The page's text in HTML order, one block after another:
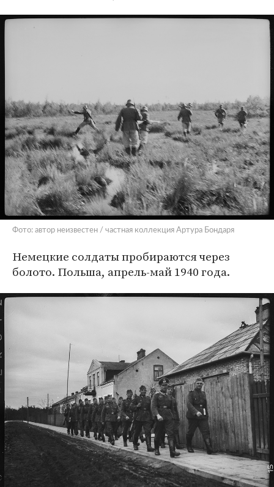
Фото: автор неизвестен / частная коллекция Артура Бондаря
Немецкие солдаты пробираются через
болото. Польша, апрель-май 1940 года.